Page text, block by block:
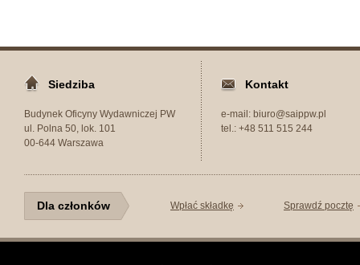
Siedziba
Budynek Oficyny Wydawniczej PW
ul. Polna 50, lok. 101
00-644 Warszawa
Kontakt
e-mail: biuro@saippw.pl
tel.: +48 511 515 244
Dla członków Wpłać składkę Sprawdź pocztę